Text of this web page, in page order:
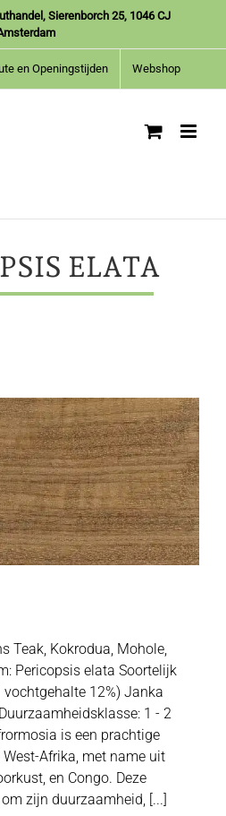
Sierenborch 25, 1046 CJ
en Openingstijden Webshop
ELATA
Teak, Kokrodua, Mohole,
Pericopsis elata Soortelijk
12%) Janka
1 - 2
is een prachtige
Afrika, met name uit
en Congo. Deze
zijn duurzaamheid, [...]